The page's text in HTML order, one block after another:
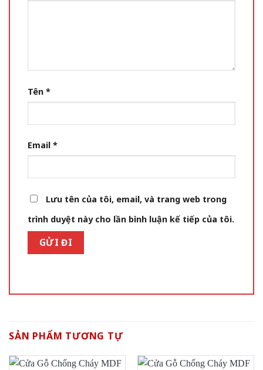
Tên *
Email *
Lưu tên của tôi, email, và trang web trong
trình duyệt này cho lần bình luận kế tiếp của tôi.
SẢN PHẨM TƯƠNG TỰ